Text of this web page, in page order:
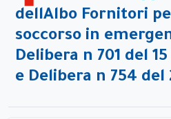
dellAlbo Fornitori
soccorso in
Delibera n 701 del
e Delibera n 754